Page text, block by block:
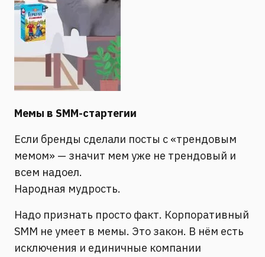
Мемы в SMM-стартегии
Если бренды сделали посты с «трендовым
мемом» — значит мем уже не трендовый и
всем надоел.
Народная мудрость.
Надо признать просто факт. Корпоративный
SMM не умеет в мемы. Это закон. В нём есть
исключения и единичные компании